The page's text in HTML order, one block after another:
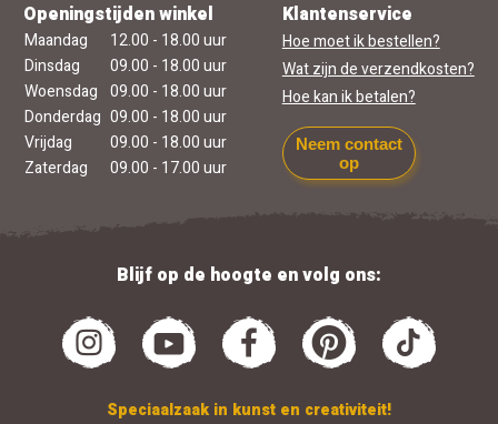
Openingstijden winkel
Maandag
12.00 - 18.00 uur
Dinsdag
09.00 - 18.00 uur
Woensdag 09.00 - 18.00 uur
Donderdag 09.00 - 18.00 uur
Vrijdag
09.00 - 18.00 uur
Zaterdag
09.00 - 17.00 uur
Klantenservice
Hoe moet ik bestellen?
Wat zijn de verzendkosten?
Hoe kan ik betalen?
Neem contact
op
Blijf op de hoogte en volg ons:
Speciaalzaak in kunst en creativiteit!